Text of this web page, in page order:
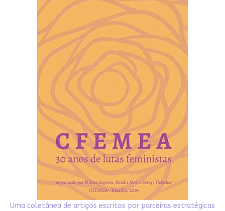
Uma coletânea de artigos escritos por parceiras estratégicas